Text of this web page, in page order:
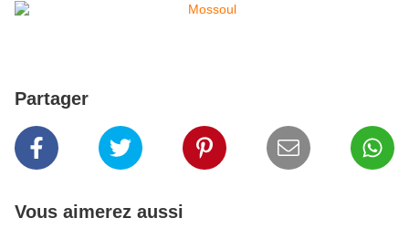
Partager
Vous aimerez aussi